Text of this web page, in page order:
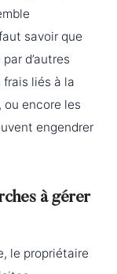
savoir que
d’autres
liés à la
encore les
engendrer
à gérer
le propriétaire